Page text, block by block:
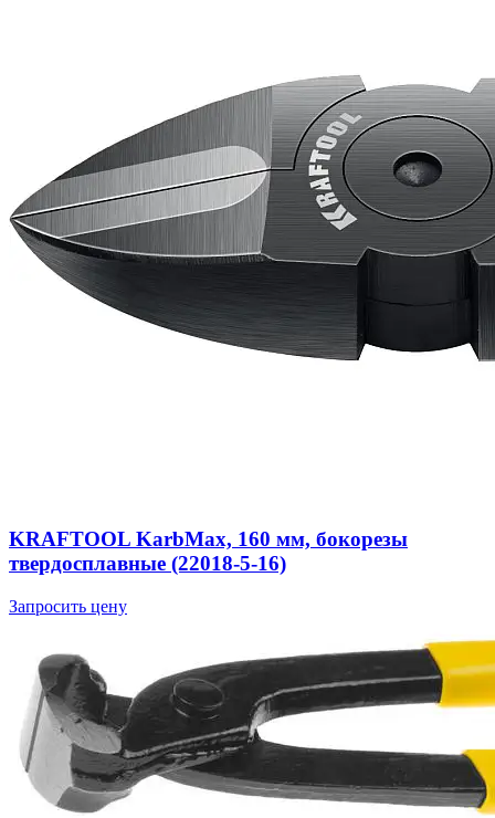
KRAFTOOL KarbMax, 160 мм, бокорезы
твердосплавные (22018-5-16)
Запросить цену